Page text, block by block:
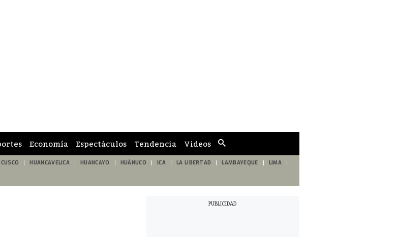
de
búsqueda
Economía Espectáculos Tendencia Videos
CUSCO HUANCAVELICA HUANCAYO HUÁNUCO ICA LA LIBERTAD LAMBAYEQUE LIMA